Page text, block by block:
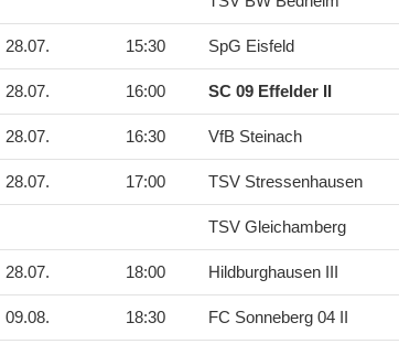
28.07. 15:30 SpG Eisfeld
28.07. 16:00 SC 09 Effelder II
28.07. 16:30 VfB Steinach
28.07. 17:00 TSV Stressenhausen
TSV Gleichamberg
28.07. 18:00 Hildburghausen III
09.08. 18:30 FC Sonneberg 04 II